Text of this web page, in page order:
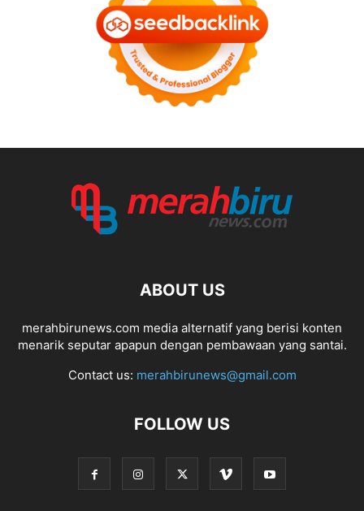
ABOUT US
merahbirunews.com media alternatif yang berisi konten
menarik seputar apapun dengan pembawaan yang santai.
Contact us: merahbirunews@gmail.com
FOLLOW US